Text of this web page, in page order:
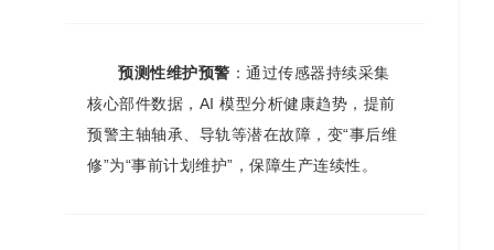
预测性维护预警 ：通过传感器持续采集
核心部件数据，AI 模型分析健康趋势，提前
预警主轴轴承、导轨等潜在故障，变“事后维
修”为“事前计划维护”，保障生产连续性。